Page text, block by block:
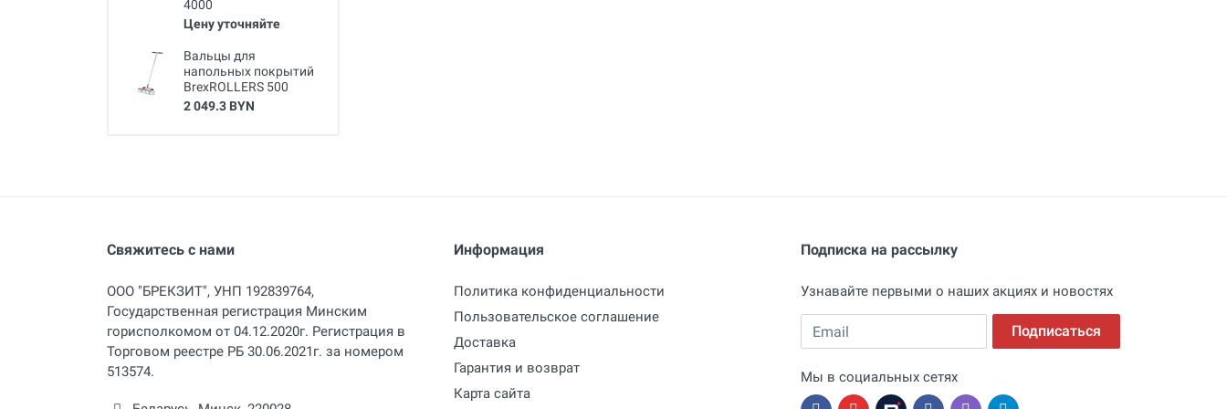
4000
Цену уточняйте
Вальцы для
напольных покрытий
BrexROLLERS 500
2 049.3 BYN
Свяжитесь с нами
ООО "БРЕКЗИТ", УНП 192839764,
Государственная регистрация Минским
горисполкомом от 04.12.2020г. Регистрация в
Торговом реестре РБ 30.06.2021г. за номером
513574.
Информация
Политика конфиденциальности
Пользовательское соглашение
Доставка
Гарантия и возврат
Карта сайта
Подписка на рассылку
Узнавайте первыми о наших акциях и новостях
Email Подписаться
Мы в социальных сетях